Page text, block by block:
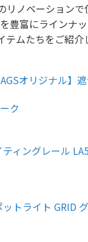
リノベーション
豊富にラインナ
テムたちをご紹介
オリジナル】
ク
ティングレール
ットライト GRID